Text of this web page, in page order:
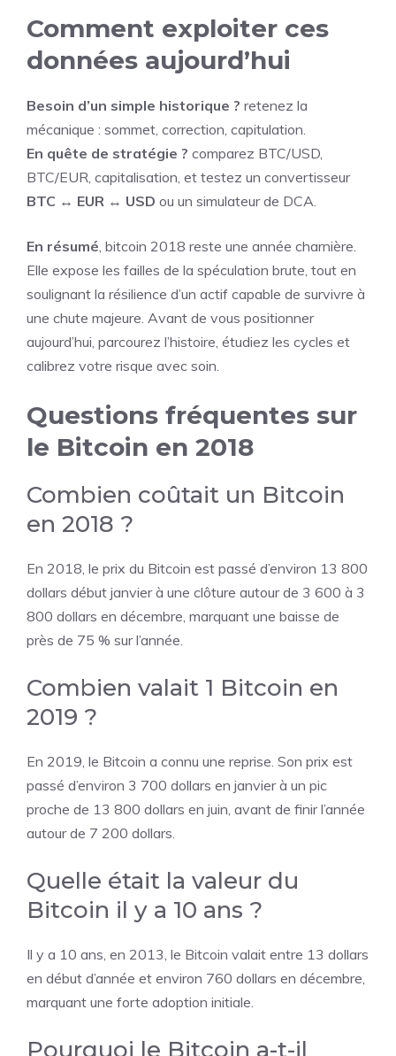
Comment exploiter ces
données aujourd’hui
Besoin d’un simple historique ? retenez la
mécanique : sommet, correction, capitulation.
En quête de stratégie ? comparez BTC/USD,
BTC/EUR, capitalisation, et testez un convertisseur
BTC ↔ EUR ↔ USD ou un simulateur de DCA.
En résumé, bitcoin 2018 reste une année charnière.
Elle expose les failles de la spéculation brute, tout en
soulignant la résilience d’un actif capable de survivre à
une chute majeure. Avant de vous positionner
aujourd’hui, parcourez l’histoire, étudiez les cycles et
calibrez votre risque avec soin.
Questions fréquentes sur
le Bitcoin en 2018
Combien coûtait un Bitcoin
en 2018 ?
En 2018, le prix du Bitcoin est passé d’environ 13 800
dollars début janvier à une clôture autour de 3 600 à 3
800 dollars en décembre, marquant une baisse de
près de 75 % sur l’année.
Combien valait 1 Bitcoin en
2019 ?
En 2019, le Bitcoin a connu une reprise. Son prix est
passé d’environ 3 700 dollars en janvier à un pic
proche de 13 800 dollars en juin, avant de finir l’année
autour de 7 200 dollars.
Quelle était la valeur du
Bitcoin il y a 10 ans ?
Il y a 10 ans, en 2013, le Bitcoin valait entre 13 dollars
en début d’année et environ 760 dollars en décembre,
marquant une forte adoption initiale.
Pourquoi le Bitcoin a-t-il